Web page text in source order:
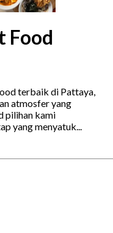
Food
terbaik di Pattaya,
atmosfer yang
pilihan kami
yang menyatuk...